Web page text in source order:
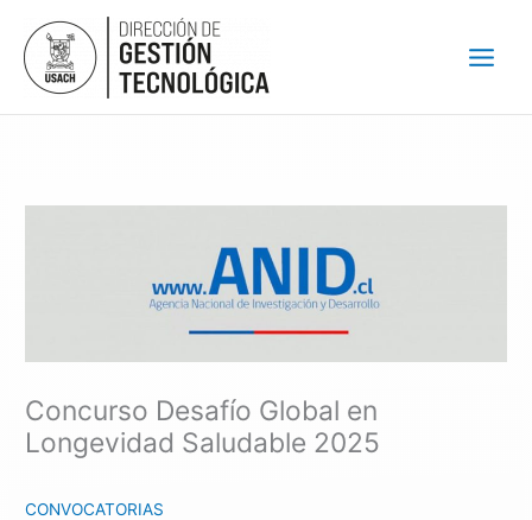
contenido
Concurso Desafío Global en
Longevidad Saludable 2025
CONVOCATORIAS